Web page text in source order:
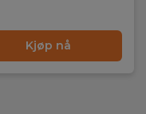
Kjøp nå